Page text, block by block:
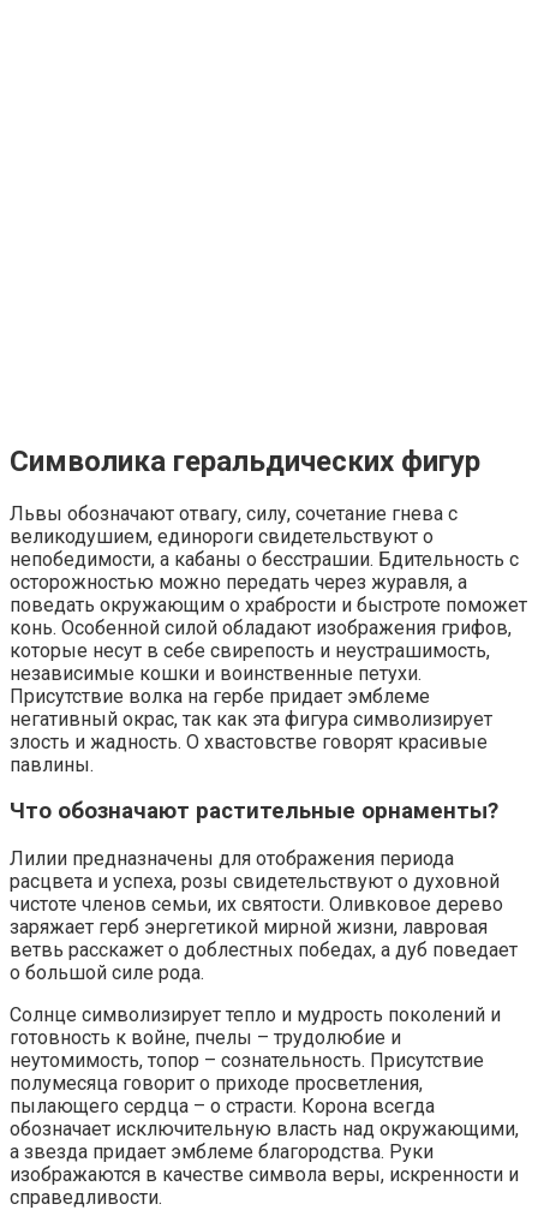
Символика геральдических фигур
Львы обозначают отвагу, силу, сочетание гнева с
великодушием, единороги свидетельствуют о
непобедимости, а кабаны о бесстрашии. Бдительность с
осторожностью можно передать через журавля, а
поведать окружающим о храбрости и быстроте поможет
конь. Особенной силой обладают изображения грифов,
которые несут в себе свирепость и неустрашимость,
независимые кошки и воинственные петухи.
Присутствие волка на гербе придает эмблеме
негативный окрас, так как эта фигура символизирует
злость и жадность. О хвастовстве говорят красивые
павлины.
Что обозначают растительные орнаменты?
Лилии предназначены для отображения периода
расцвета и успеха, розы свидетельствуют о духовной
чистоте членов семьи, их святости. Оливковое дерево
заряжает герб энергетикой мирной жизни, лавровая
ветвь расскажет о доблестных победах, а дуб поведает
о большой силе рода.
Солнце символизирует тепло и мудрость поколений и
готовность к войне, пчелы – трудолюбие и
неутомимость, топор – сознательность. Присутствие
полумесяца говорит о приходе просветления,
пылающего сердца – о страсти. Корона всегда
обозначает исключительную власть над окружающими,
а звезда придает эмблеме благородства. Руки
изображаются в качестве символа веры, искренности и
справедливости.